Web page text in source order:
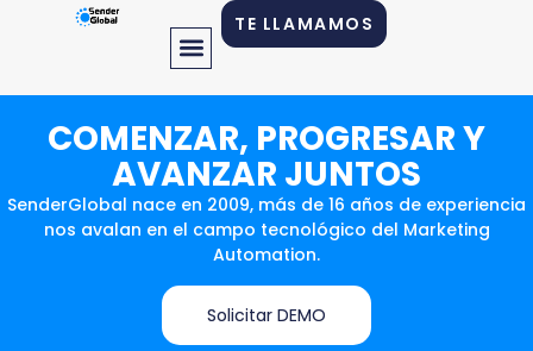
TE LLAMAMOS
COMENZAR, PROGRESAR Y
AVANZAR JUNTOS
SenderGlobal nace en 2009, más de 16 años de experiencia
nos avalan en el campo tecnológico del Marketing
Automation.
Solicitar DEMO